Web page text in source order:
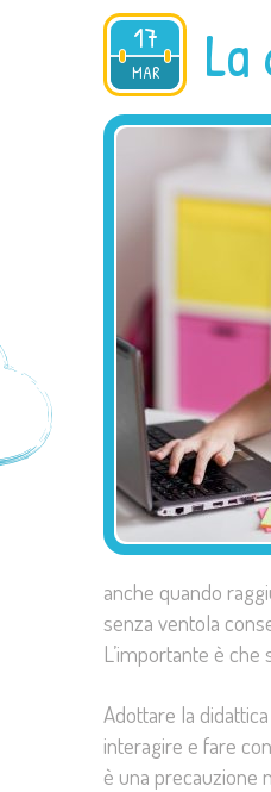
17
MAR
2021
anche quando
senza ventola
L’importante è
Adottare la
interagire e fare
è una precauzione